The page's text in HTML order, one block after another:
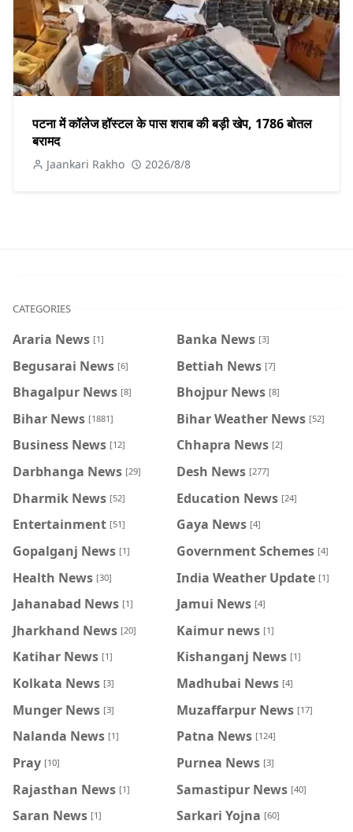
पटना में कॉलेज हॉस्टल के पास शराब की बड़ी खेप, 1786 बोतल
बरामद
Jaankari Rakho 2026/8/8
CATEGORIES
Araria News [1] Banka News [3]
Begusarai News [6] Bettiah News [7]
Bhagalpur News [8] Bhojpur News [8]
Bihar News [1881] Bihar Weather News [52]
Business News [12] Chhapra News [2]
Darbhanga News [29] Desh News [277]
Dharmik News [52] Education News [24]
Entertainment [51] Gaya News [4]
Gopalganj News [1] Government Schemes [4]
Health News [30] India Weather Update [1]
Jahanabad News [1] Jamui News [4]
Jharkhand News [20] Kaimur news [1]
Katihar News [1] Kishanganj News [1]
Kolkata News [3] Madhubai News [4]
Munger News [3] Muzaffarpur News [17]
Nalanda News [1] Patna News [124]
Pray [10] Purnea News [3]
Rajasthan News [1] Samastipur News [40]
Saran News [1] Sarkari Yojna [60]